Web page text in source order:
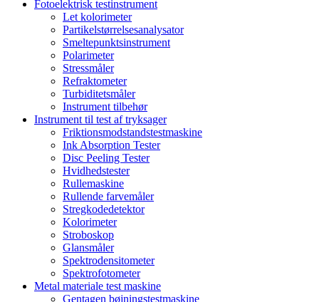
Fotoelektrisk testinstrument
Let kolorimeter
Partikelstørrelsesanalysator
Smeltepunktsinstrument
Polarimeter
Stressmåler
Refraktometer
Turbiditetsmåler
Instrument tilbehør
Instrument til test af tryksager
Friktionsmodstandstestmaskine
Ink Absorption Tester
Disc Peeling Tester
Hvidhedstester
Rullemaskine
Rullende farvemåler
Stregkodedetektor
Kolorimeter
Stroboskop
Glansmåler
Spektrodensitometer
Spektrofotometer
Metal materiale test maskine
Gentagen bøjningstestmaskine